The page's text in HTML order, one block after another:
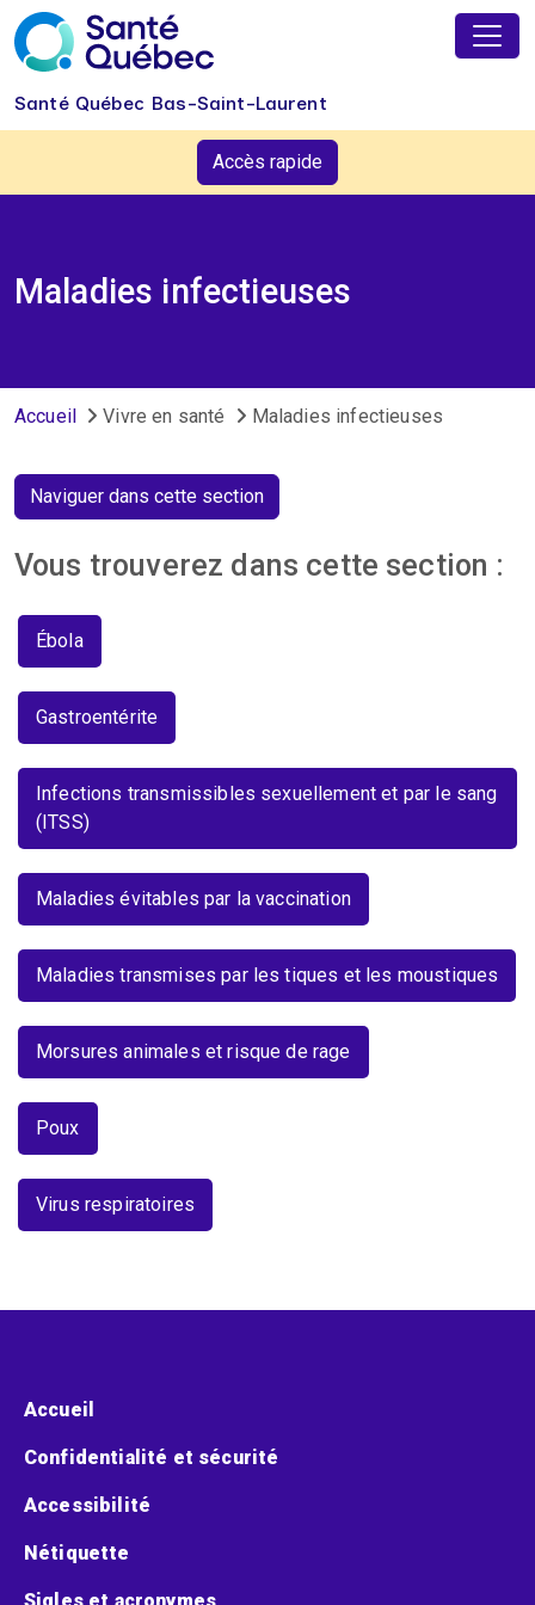
Aller au contenu principal
Santé Québec Bas-Saint-Laurent
Accès rapide
Maladies infectieuses
Fil d'Ariane
Accueil Vivre en santé Maladies infectieuses
Naviguer dans cette section
Vous trouverez dans cette section :
Ébola
Gastroentérite
Infections transmissibles sexuellement et par le sang
(ITSS)
Maladies évitables par la vaccination
Maladies transmises par les tiques et les moustiques
Morsures animales et risque de rage
Poux
Virus respiratoires
Menu pied de page
Accueil
Confidentialité et sécurité
Accessibilité
Nétiquette